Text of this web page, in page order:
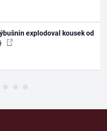
explodoval kousek od